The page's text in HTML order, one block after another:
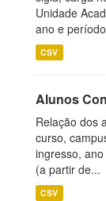
Unidade
ano e
CSV
Alunos
Relação dos
curso,
ingresso,
(a partir de...
CSV